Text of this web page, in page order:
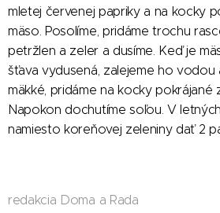
mletej červenej papriky a na kocky
mäso. Posolíme, pridáme trochu
petržlen a zeler a dusíme. Keď je
šťava vydusená, zalejeme ho vodou
mäkké, pridáme na kocky pokrájané
Napokon dochutíme soľou. V
namiesto koreňovej zeleniny dať 2
redakcia Doma a Rada